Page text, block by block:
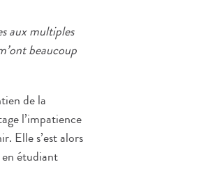
aux multiples
beaucoup
de la
l’impatience
Elle s’est alors
étudiant